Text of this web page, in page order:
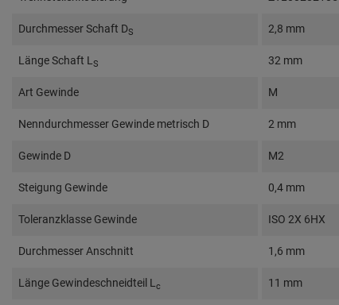
Durchmesser Schaft DS 2,8 mm
Länge Schaft LS 32 mm
Art Gewinde M
Nenndurchmesser Gewinde metrisch D 2 mm
Gewinde D M2
Steigung Gewinde 0,4 mm
Toleranzklasse Gewinde ISO 2X 6HX
Durchmesser Anschnitt 1,6 mm
Länge Gewindeschneidteil Lc 11 mm